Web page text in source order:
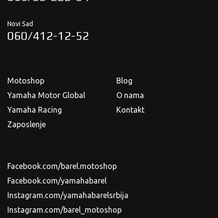
Novi Sad
060/412-12-52
Motoshop
Yamaha Motor Global
Yamaha Racing
Zaposlenje
Blog
O nama
Kontakt
Facebook.com/barel.motoshop
Facebook.com/yamahabarel
Instagram.com/yamahabarelsrbija
Instagram.com/barel_motoshop